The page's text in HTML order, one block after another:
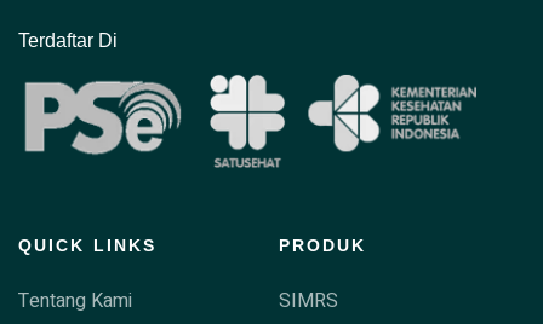
Terdaftar Di
QUICK LINKS
Tentang Kami
PRODUK
SIMRS